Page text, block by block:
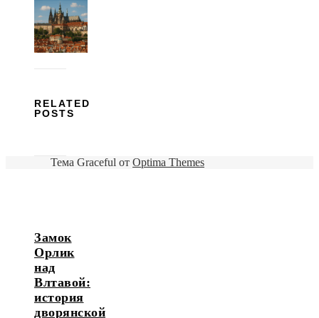
RELATED
POSTS
Замок
Орлик
над
Влтавой:
история
дворянской
Тема Graceful от Optima Themes